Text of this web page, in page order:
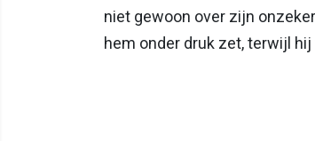
niet gewoon over zijn
hem onder druk zet, terwijl